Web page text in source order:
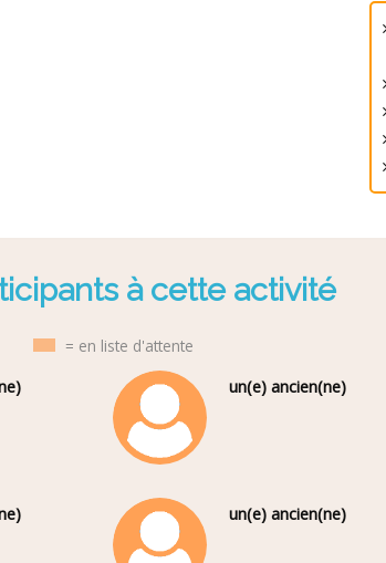
à cette activité
= en liste d'attente
un(e) ancien(ne)
un(e) ancien(ne)